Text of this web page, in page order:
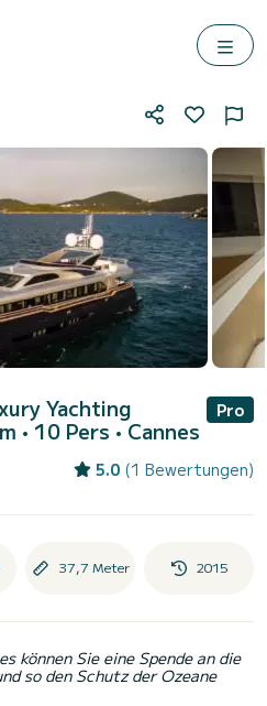
Yachting
• 10 Pers •Cannes
Pro
5.0 (1 Bewertungen)
37,7 Meter 2015
können Sie eine Spende an die
so den Schutz der Ozeane